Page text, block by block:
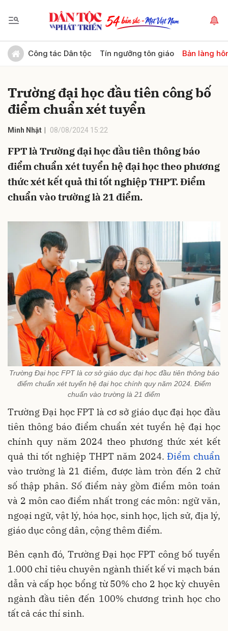
Công tác Dân tộc Tín ngưỡng tôn giáo Bản làng
Trường đại học đầu tiên công bố
điểm chuẩn xét tuyển
Minh Nhật 08/08/2024 15:22
FPT là Trường đại học đầu tiên thông báo
điểm chuẩn xét tuyển hệ đại học theo phương
thức xét kết quả thi tốt nghiệp THPT. Điểm
chuẩn vào trường là 21 điểm.
Trường Đại học FPT là cơ sở giáo dục đại học đầu tiên thông báo
điểm chuẩn xét tuyển hệ đại học chính quy năm 2024. Điểm
chuẩn vào trường là 21 điểm
Trường Đại học FPT là cơ sở giáo dục đại học đầu
tiên thông báo điểm chuẩn xét tuyển hệ đại học
chính quy năm 2024 theo phương thức xét kết
quả thi tốt nghiệp THPT năm 2024.Điểm chuẩn
vào trường là 21 điểm, được làm tròn đến 2 chữ
số thập phân. Số điểm này gồm điểm môn toán
và 2 môn cao điểm nhất trong các môn: ngữ văn,
ngoại ngữ, vật lý, hóa học, sinh học, lịch sử, địa lý,
giáo dục công dân, cộng thêm điểm.
Bên cạnh đó, Trường Đại học FPT công bố tuyển
1.000 chỉ tiêu chuyên ngành thiết kế vi mạch bán
dẫn và cấp học bổng từ 50% cho 2 học kỳ chuyên
ngành đầu tiên đến 100% chương trình học cho
tất cả các thí sinh.
Gửi bình luận
Hủy Gửi